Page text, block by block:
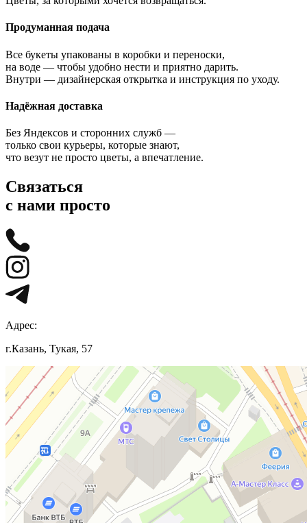
Продуманная подача
Все букеты упакованы в коробки и переноски,
на воде — чтобы удобно нести и приятно дарить.
Внутри — дизайнерская открытка и инструкция по уходу.
Надёжная доставка
Без Яндексов и сторонних служб —
только свои курьеры, которые знают,
что везут не просто цветы, а впечатление.
Связаться
с нами просто
Адрес:
г.Казань, Тукая, 57